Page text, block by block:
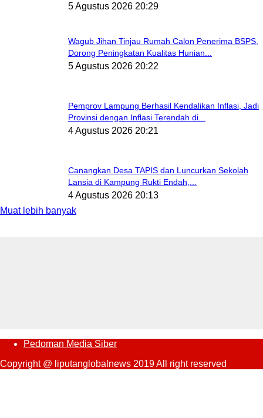
5 Agustus 2026 20:29
Wagub Jihan Tinjau Rumah Calon Penerima BSPS,
Dorong Peningkatan Kualitas Hunian...
5 Agustus 2026 20:22
Pemprov Lampung Berhasil Kendalikan Inflasi, Jadi
Provinsi dengan Inflasi Terendah di...
4 Agustus 2026 20:21
Canangkan Desa TAPIS dan Luncurkan Sekolah
Lansia di Kampung Rukti Endah,...
4 Agustus 2026 20:13
Muat lebih banyak
Pedoman Media Siber
Copyright @ liputanglobalnews 2019 All right reserved